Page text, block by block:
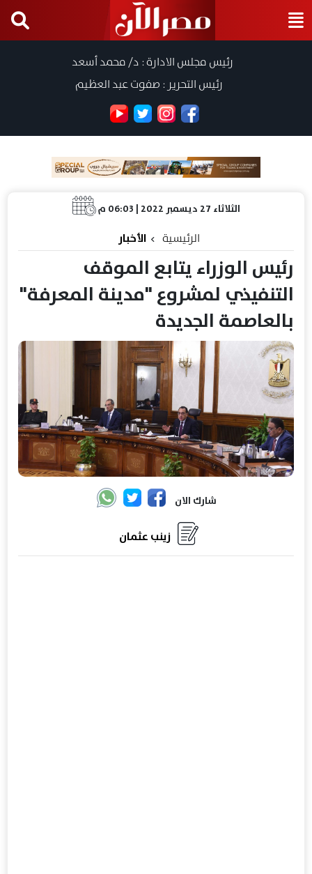
رئيس مجلس الادارة : د/ محمد أسعد
رئيس التحرير : صفوت عبد العظيم
الثلاثاء 27 ديسمبر 2022 | 06:03 م
الرئيسية الأخبار
رئيس الوزراء يتابع الموقف
التنفيذي لمشروع "مدينة المعرفة"
بالعاصمة الجديدة
شارك الان
زينب عثمان